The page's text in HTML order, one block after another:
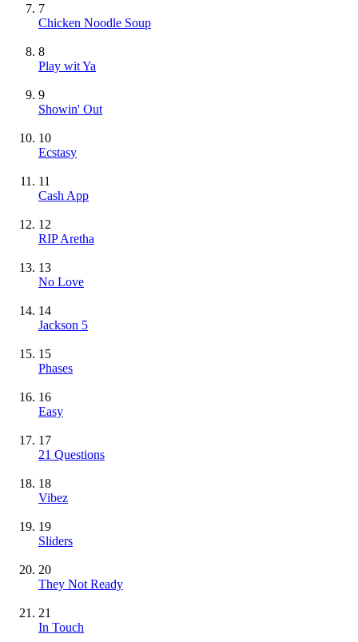
7
Chicken Noodle Soup
8
Play wit Ya
9
Showin' Out
10
Ecstasy
11
Cash App
12
RIP Aretha
13
No Love
14
Jackson 5
15
Phases
16
Easy
17
21 Questions
18
Vibez
19
Sliders
20
They Not Ready
21
In Touch